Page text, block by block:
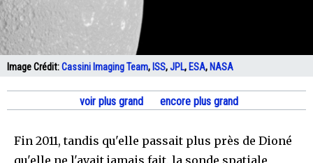
Image Crédit:Cassini Imaging Team, ISS,JPL, ESA, NASA
voir plus grand encore plus grand
Fin 2011, tandis qu'elle passait plus près de Dioné
qu'elle ne l'avait jamais fait, la sonde spatiale